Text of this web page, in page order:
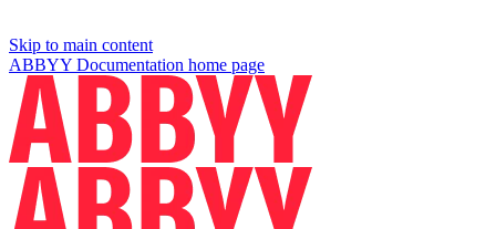
Skip to main content
ABBYY Documentation home page